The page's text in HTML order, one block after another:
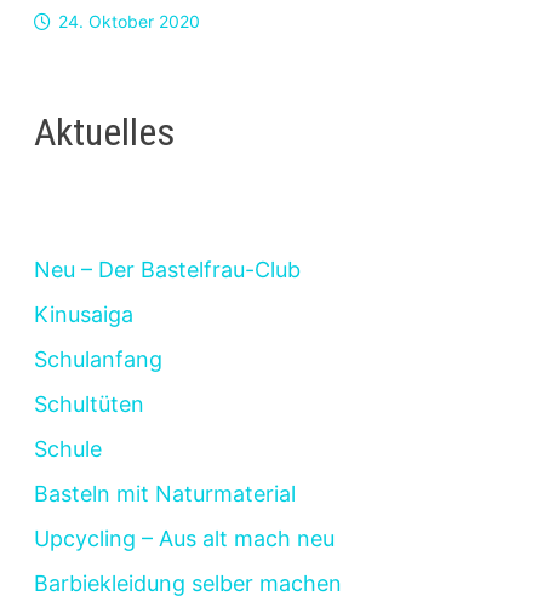
24. Oktober 2020
Aktuelles
Neu – Der Bastelfrau-Club
Kinusaiga
Schulanfang
Schultüten
Schule
Basteln mit Naturmaterial
Upcycling – Aus alt mach neu
Barbiekleidung selber machen